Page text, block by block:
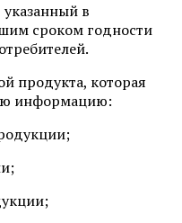
в
сроком годности
продукта, которая
информацию: